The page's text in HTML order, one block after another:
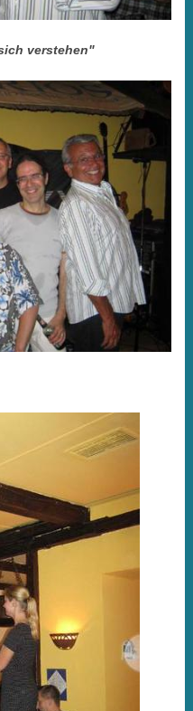
verstehen"